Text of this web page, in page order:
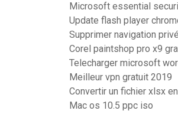
Microsoft essential
Update flash player
Supprimer navigation
Corel paintshop pro x9
Telecharger microsoft
Meilleur vpn gratuit 2019
Convertir un fichier xlsx
Mac os 10.5 ppc iso